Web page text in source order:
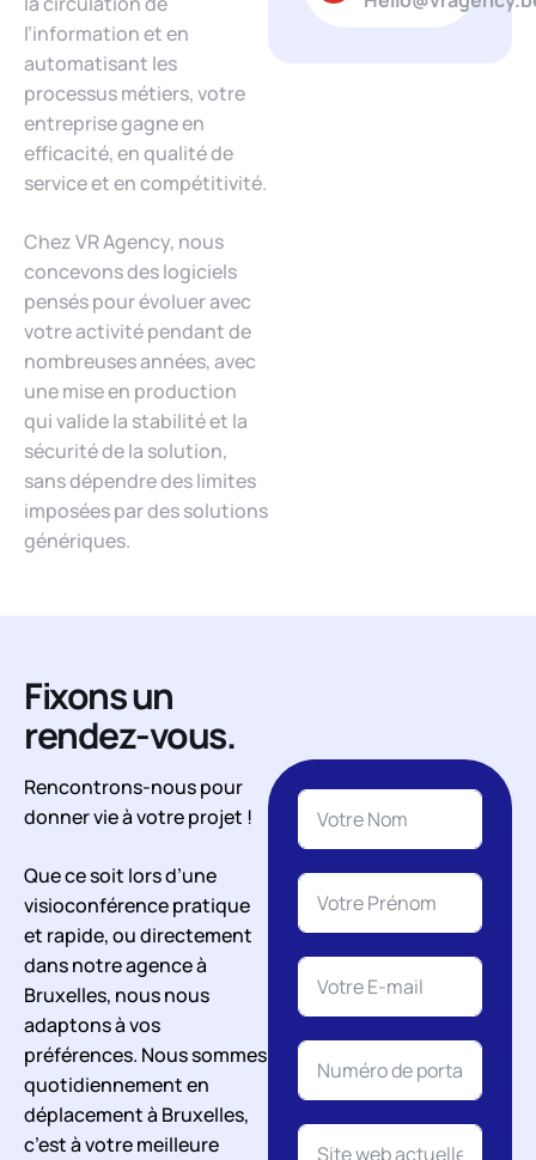
l’information et en
automatisant les
processus métiers, votre
entreprise gagne en
efficacité, en qualité de
service et en compétitivité.
Chez VR Agency, nous
concevons des logiciels
pensés pour évoluer avec
votre activité pendant de
nombreuses années, avec
une mise en production
qui valide la stabilité et la
sécurité de la solution,
sans dépendre des limites
imposées par des solutions
génériques.
Fixons un
rendez-vous.
Rencontrons-nous pour
donner vie à votre projet !
Que ce soit lors d’une
visioconférence pratique
et rapide, ou directement
dans notre agence à
Bruxelles, nous nous
adaptons à vos
préférences. Nous sommes
quotidiennement en
déplacement à Bruxelles,
c’est à votre meilleure